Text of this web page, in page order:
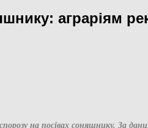
аграріям
на посівах соняшнику. За